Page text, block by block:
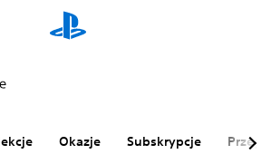
Okazje Subskrypcje